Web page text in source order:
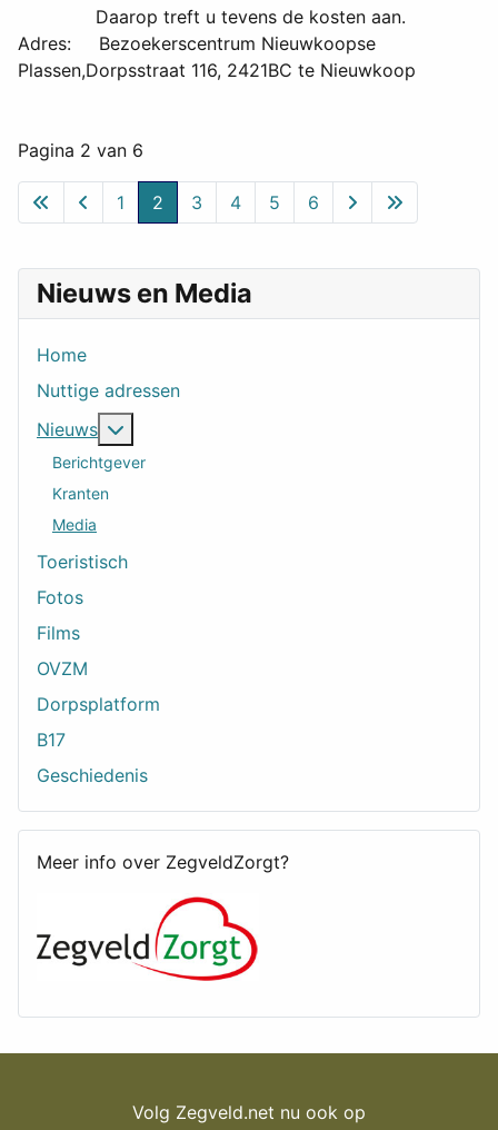
Nieuws en Media
Home
Nuttige adressen
Nieuws
Berichtgever
Kranten
Media
Toeristisch
Fotos
Films
OVZM
Dorpsplatform
B17
Geschiedenis
Meer info over ZegveldZorgt?
Daarop treft u tevens de kosten aan.
Adres: Bezoekerscentrum Nieuwkoopse
Plassen,Dorpsstraat 116, 2421BC te Nieuwkoop
Pagina 2 van 6
1 2 3 4 5 6
Volg Zegveld.net nu ook op